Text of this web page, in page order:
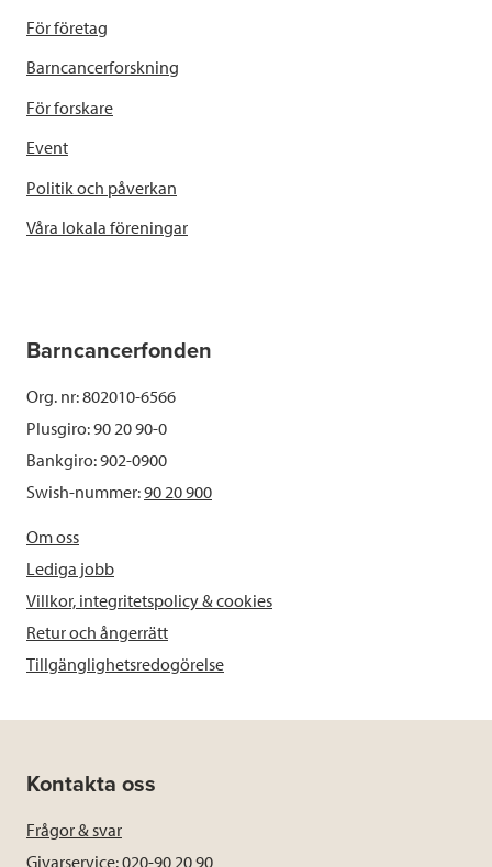
För företag
Barncancerforskning
För forskare
Event
Politik och påverkan
Våra lokala föreningar
Barncancerfonden
Org. nr: 802010-6566
Plusgiro: 90 20 90-0
Bankgiro: 902-0900
Swish-nummer:90 20 900
Om oss
Lediga jobb
Villkor, integritetspolicy & cookies
Retur och ångerrätt
Tillgänglighetsredogörelse
Kontakta oss
Frågor & svar
Givarservice: 020-90 20 90